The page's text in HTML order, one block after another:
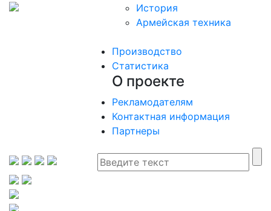
История
Армейская техника
Производство
Статистика
О проекте
Рекламодателям
Контактная информация
Партнеры